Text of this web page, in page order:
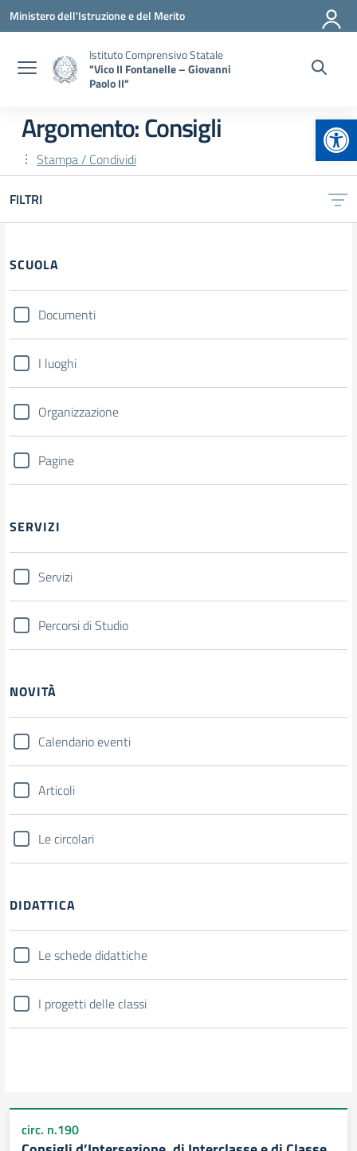
Vai ai contenuti
Vai al menu di navigazione
Vai al footer
Ministero dell'Istruzione e del Merito
Istituto Comprensivo Statale
"Vico II Fontanelle – Giovanni
Paolo II"
Argomento: Consigli
Stampa / Condividi
FILTRI
Filtri
SCUOLA
Documenti
I luoghi
Organizzazione
Pagine
SERVIZI
Servizi
Percorsi di Studio
NOVITÀ
Calendario eventi
Articoli
Le circolari
DIDATTICA
Le schede didattiche
I progetti delle classi
circ. n.190